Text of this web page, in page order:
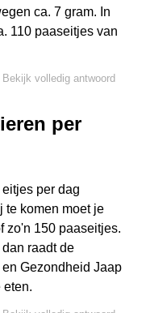
ca. 7 gram. In
110 paaseitjes van
Bekijk volledig antwoord
per
per dag
te komen moet je
zo'n 150 paaseitjes.
raadt de
Gezondheid Jaap
eten.